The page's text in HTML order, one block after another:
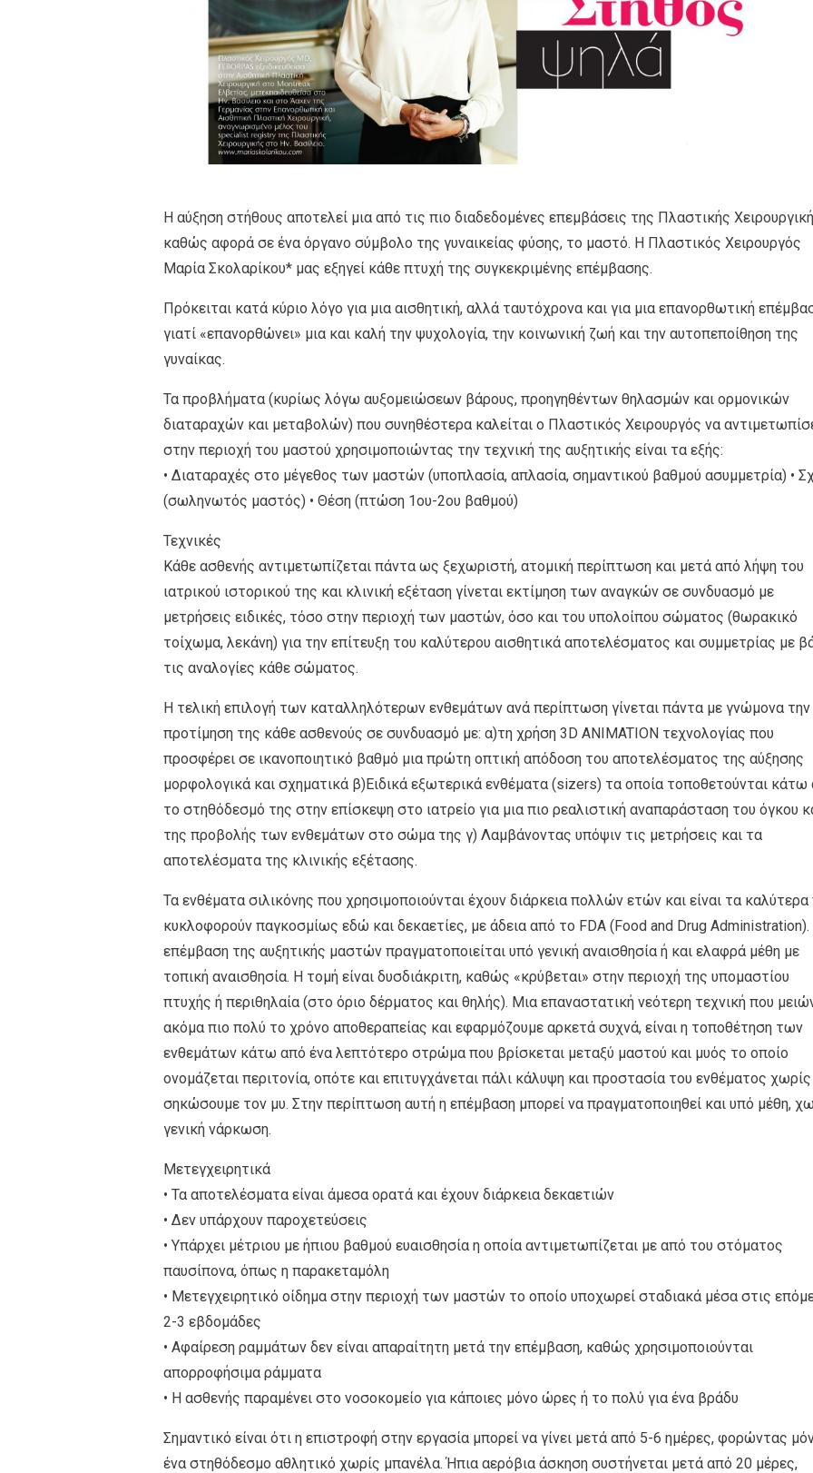
Η αύξηση στήθους αποτελεί μια από τις πιο διαδεδομένες επεμβάσεις της Πλαστικής
καθώς αφορά σε ένα όργανο σύμβολο της γυναικείας φύσης, το μαστό. Η Πλαστικός Χειρουργός
Μαρία Σκολαρίκου* μας εξηγεί κάθε πτυχή της συγκεκριμένης επέμβασης.
Πρόκειται κατά κύριο λόγο για μια αισθητική, αλλά ταυτόχρονα και για μια επανορθωτική
γιατί «επανορθώνει» μια και καλή την ψυχολογία, την κοινωνική ζωή και την αυτοπεποίθηση της
γυναίκας.
Τα προβλήματα (κυρίως λόγω αυξομειώσεων βάρους, προηγηθέντων θηλασμών και ορμονικών
διαταραχών και μεταβολών) που συνηθέστερα καλείται ο Πλαστικός Χειρουργός να
στην περιοχή του μαστού χρησιμοποιώντας την τεχνική της αυξητικής είναι τα εξής:
• Διαταραχές στο μέγεθος των μαστών (υποπλασία, απλασία, σημαντικού βαθμού ασυμμετρία) •
(σωληνωτός μαστός) • Θέση (πτώση 1ου-2ου βαθμού)
Τεχνικές
Κάθε ασθενής αντιμετωπίζεται πάντα ως ξεχωριστή, ατομική περίπτωση και μετά από λήψη του
ιατρικού ιστορικού της και κλινική εξέταση γίνεται εκτίμηση των αναγκών σε συνδυασμό με
μετρήσεις ειδικές, τόσο στην περιοχή των μαστών, όσο και του υπολοίπου σώματος (θωρακικό
τοίχωμα, λεκάνη) για την επίτευξη του καλύτερου αισθητικά αποτελέσματος και συμμετρίας με
τις αναλογίες κάθε σώματος.
Η τελική επιλογή των καταλληλότερων ενθεμάτων ανά περίπτωση γίνεται πάντα με γνώμονα την
προτίμηση της κάθε ασθενούς σε συνδυασμό με: α)τη χρήση 3D ANIMATION τεχνολογίας που
προσφέρει σε ικανοποιητικό βαθμό μια πρώτη οπτική απόδοση του αποτελέσματος της αύξησης
μορφολογικά και σχηματικά β)Ειδικά εξωτερικά ενθέματα (sizers) τα οποία τοποθετούνται κάτω
το στηθόδεσμό της στην επίσκεψη στο ιατρείο για μια πιο ρεαλιστική αναπαράσταση του όγκου
της προβολής των ενθεμάτων στο σώμα της γ) Λαμβάνοντας υπόψιν τις μετρήσεις και τα
αποτελέσματα της κλινικής εξέτασης.
Τα ενθέματα σιλικόνης που χρησιμοποιούνται έχουν διάρκεια πολλών ετών και είναι τα καλύτερα
κυκλοφορούν παγκοσμίως εδώ και δεκαετίες, με άδεια από το FDA (Food and Drug
επέμβαση της αυξητικής μαστών πραγματοποιείται υπό γενική αναισθησία ή και ελαφρά μέθη με
τοπική αναισθησία. Η τομή είναι δυσδιάκριτη, καθώς «κρύβεται» στην περιοχή της υπομαστίου
πτυχής ή περιθηλαία (στο όριο δέρματος και θηλής). Μια επαναστατική νεότερη τεχνική που
ακόμα πιο πολύ το χρόνο αποθεραπείας και εφαρμόζουμε αρκετά συχνά, είναι η τοποθέτηση των
ενθεμάτων κάτω από ένα λεπτότερο στρώμα που βρίσκεται μεταξύ μαστού και μυός το οποίο
ονομάζεται περιτονία, οπότε και επιτυγχάνεται πάλι κάλυψη και προστασία του ενθέματος
σηκώσουμε τον μυ. Στην περίπτωση αυτή η επέμβαση μπορεί να πραγματοποιηθεί και υπό μέθη,
γενική νάρκωση.
Μετεγχειρητικά
• Τα αποτελέσματα είναι άμεσα ορατά και έχουν διάρκεια δεκαετιών
• Δεν υπάρχουν παροχετεύσεις
• Υπάρχει μέτριου με ήπιου βαθμού ευαισθησία η οποία αντιμετωπίζεται με από του στόματος
παυσίπονα, όπως η παρακεταμόλη
• Μετεγχειρητικό οίδημα στην περιοχή των μαστών το οποίο υποχωρεί σταδιακά μέσα στις
2-3 εβδομάδες
• Αφαίρεση ραμμάτων δεν είναι απαραίτητη μετά την επέμβαση, καθώς χρησιμοποιούνται
απορροφήσιμα ράμματα
• Η ασθενής παραμένει στο νοσοκομείο για κάποιες μόνο ώρες ή το πολύ για ένα βράδυ
Σημαντικό είναι ότι η επιστροφή στην εργασία μπορεί να γίνει μετά από 5-6 ημέρες, φορώντας
ένα στηθόδεσμο αθλητικό χωρίς μπανέλα. Ήπια αερόβια άσκηση συστήνεται μετά από 20 μέρες,